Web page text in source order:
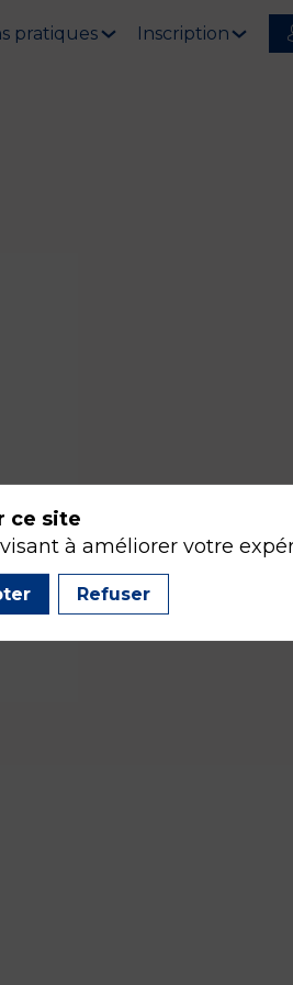
pratiques Inscription
ce site
à améliorer votre
Refuser